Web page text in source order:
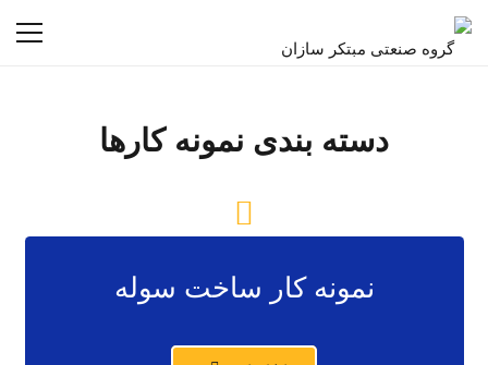
دسته بندی نمونه کارها
نمونه کار ساخت سوله